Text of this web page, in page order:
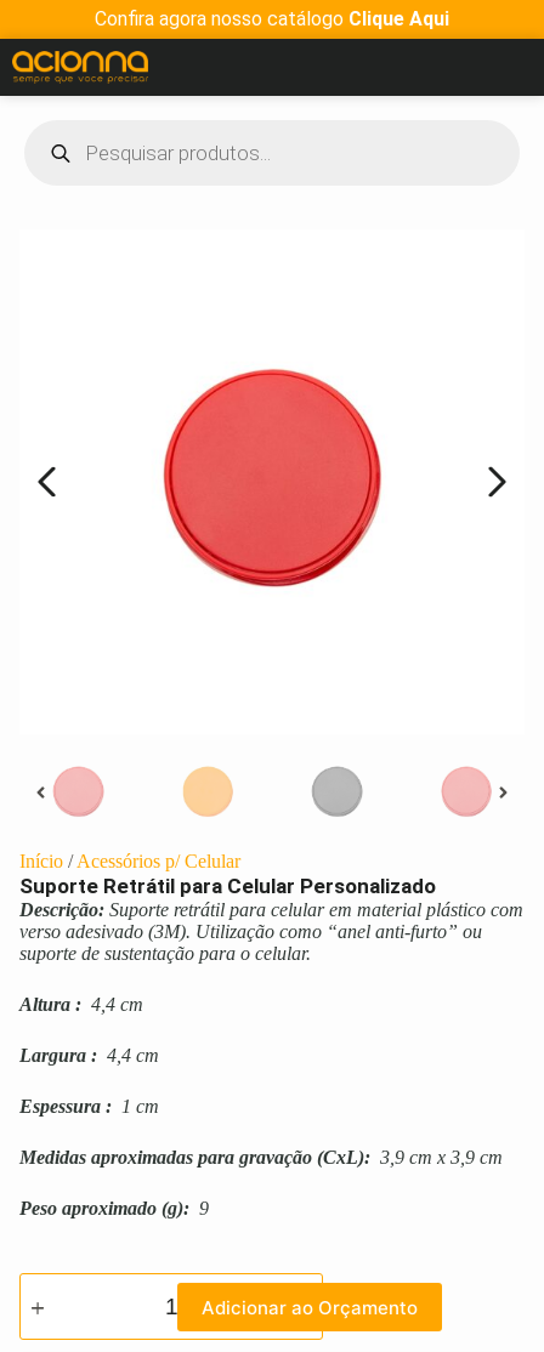
Confira agora nosso catálogo Clique Aqui
Início /Acessórios p/ Celular
Suporte Retrátil para Celular Personalizado
Descrição: Suporte retrátil para celular em material plástico com
verso adesivado (3M). Utilização como “anel anti-furto” ou
suporte de sustentação para o celular.
Altura : 4,4 cm
Largura : 4,4 cm
Espessura : 1 cm
Medidas aproximadas para gravação (CxL): 3,9 cm x 3,9 cm
Peso aproximado (g): 9
Adicionar ao Orçamento